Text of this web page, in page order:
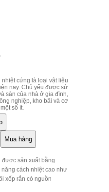
nhiệt cứng là loại vật liệu
nay. Chủ yếu được sử
sàn của nhà ở gia đình,
nghiệp, kho bãi và cơ
số ít.
sản xuất bằng
cách nhiệt cao như
xốp rắn có nguồn